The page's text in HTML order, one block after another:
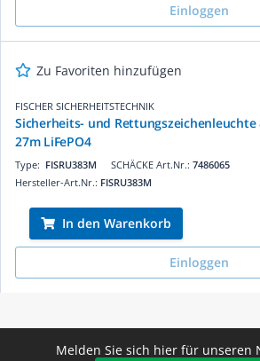
Einloggen
Zu Favoriten hinzufügen
FISCHER SICHERHEITSTECHNIK
Sicherheits- und
27m LiFePO4
SCHÄCKE Art.Nr.: 7486065
Type: FISRU383M
Hersteller-Art.Nr.: FISRU383M
In den Warenkorb
Einloggen
Melden Sie sich hier für unseren